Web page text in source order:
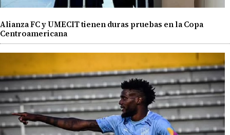
Alianza FC y UMECIT tienen duras pruebas en la Copa
Centroamericana